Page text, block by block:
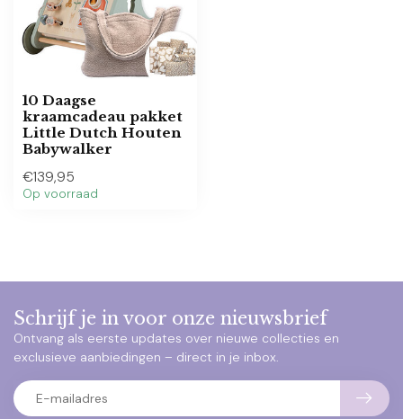
10 Daagse
kraamcadeau pakket
Little Dutch Houten
Babywalker
€139,95
Op voorraad
Schrijf je in voor onze nieuwsbrief
Ontvang als eerste updates over nieuwe collecties en
exclusieve aanbiedingen – direct in je inbox.